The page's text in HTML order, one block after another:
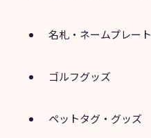
名札・ネームプレート
ゴルフグッズ
ペットタグ・グッズ